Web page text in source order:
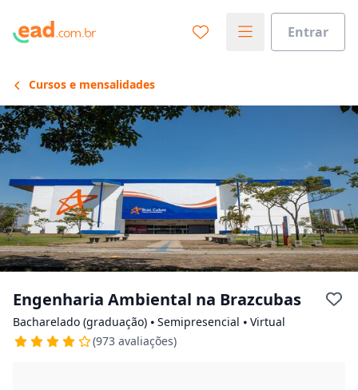
Entrar
Cursos e mensalidades
Engenharia Ambiental na Brazcubas
Bacharelado (graduação) ⦁ Semipresencial ⦁ Virtual
(973 avaliações)
Escolha de unidade
Distâncias calculadas à partir de São Paulo, SP.
Ops! Não encontramos nenhuma
unidade
Verifique se digitou corretamente, ou experimente
buscar por outras unidades.
Escolher unidade